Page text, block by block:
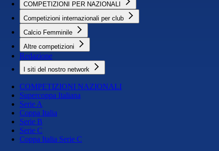
COMPETIZIONI PER NAZIONALI
Competizioni internazionali per club
Calcio Femminile
Altre competizioni
Redazione
I siti del nostro network
COMPETIZIONI NAZIONALI
Supercoppa Italiana
Serie A
Coppa Italia
Serie B
Serie C
Coppa Italia Serie C